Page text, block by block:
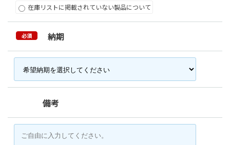
在庫リストに掲載されていない製品について
必須 納期
備考